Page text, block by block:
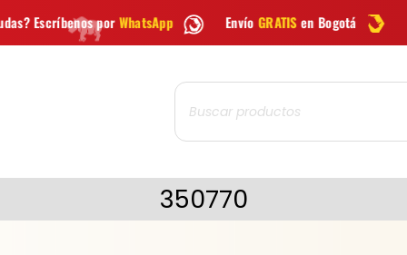
WhatsApp EnvíoGRATISen Bogotá Envío gratis a
Búsqueda
de
productos
350770